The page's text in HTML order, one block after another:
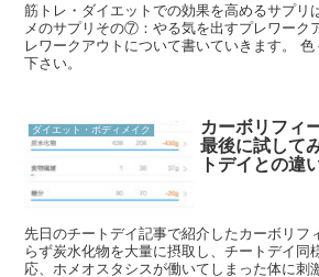
筋トレ・ダイエットでの効果を高めるサプリ
メのサプリその⑦：やる気を出すプレワー
レワークアウトについて書いていきます。
下さい。
ダイエット・ボディメイク
カーボリフィ
最後に試して
トデイとの違
先日のチートデイ記事で紹介したカーボリフ
らず炭水化物を大量に摂取し、チートデイ同
応、ホメオスタシスが働いてしまった体に刺